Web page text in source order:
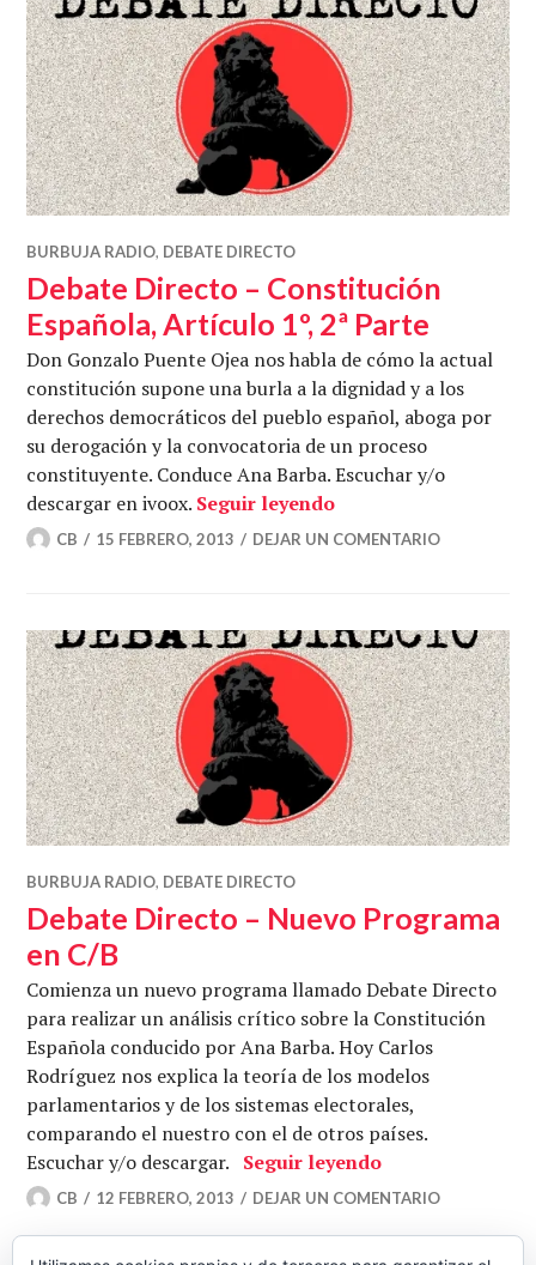
BURBUJA RADIO, DEBATE DIRECTO
Debate Directo – Constitución
Española, Artículo 1º, 2ª Parte
Don Gonzalo Puente Ojea nos habla de cómo la actual
constitución supone una burla a la dignidad y a los
derechos democráticos del pueblo español, aboga por
su derogación y la convocatoria de un proceso
constituyente. Conduce Ana Barba. Escuchar y/o
descargar en ivoox. Seguir leyendoDebate Directo –
CB 15 FEBRERO, 2013 DEJAR UN COMENTARIO
BURBUJA RADIO, DEBATE DIRECTO
Debate Directo – Nuevo Programa
en C/B
Comienza un nuevo programa llamado Debate Directo
para realizar un análisis crítico sobre la Constitución
Española conducido por Ana Barba. Hoy Carlos
Rodríguez nos explica la teoría de los modelos
parlamentarios y de los sistemas electorales,
comparando el nuestro con el de otros países.
Escuchar y/o descargar. Seguir leyendoDebate Directo
CB 12 FEBRERO, 2013 DEJAR UN COMENTARIO